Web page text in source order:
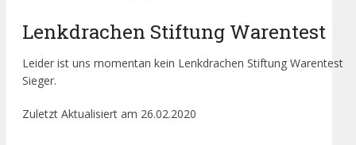
Lenkdrachen Stiftung Warentest
Leider ist uns momentan kein Lenkdrachen Stiftung Warentest
Sieger.
Zuletzt Aktualisiert am 26.02.2020